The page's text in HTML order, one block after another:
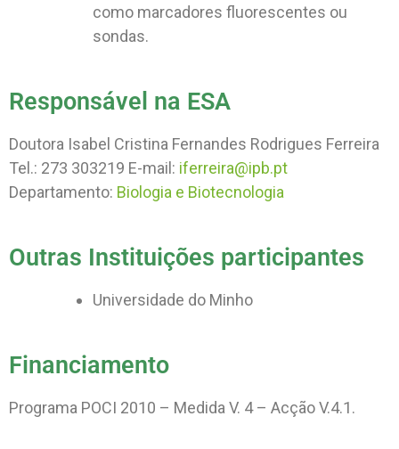
como marcadores fluorescentes ou
sondas.
Responsável na ESA
Doutora Isabel Cristina Fernandes Rodrigues Ferreira
Tel.: 273 303219 E-mail: iferreira@ipb.pt
Departamento: Biologia e Biotecnologia
Outras Instituições participantes
Universidade do Minho
Financiamento
Programa POCI 2010 – Medida V. 4 – Acção V.4.1.